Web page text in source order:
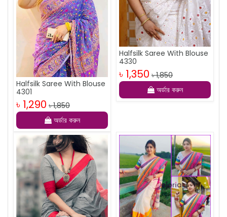
Halfsilk Saree With Blouse
4301
৳ 1,290 ৳ 1,850
অর্ডার করুন
Halfsilk Saree With Blouse
4330
৳ 1,350 ৳ 1,850
অর্ডার করুন